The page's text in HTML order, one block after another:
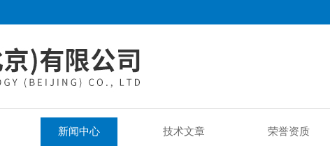
新闻中心 技术文章 荣誉资质